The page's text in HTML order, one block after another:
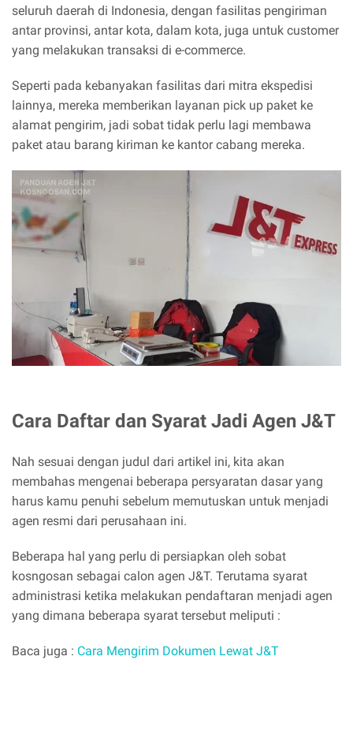
seluruh daerah di Indonesia, dengan fasilitas pengiriman
antar provinsi, antar kota, dalam kota, juga untuk customer
yang melakukan transaksi di e-commerce.
Seperti pada kebanyakan fasilitas dari mitra ekspedisi
lainnya, mereka memberikan layanan pick up paket ke
alamat pengirim, jadi sobat tidak perlu lagi membawa
paket atau barang kiriman ke kantor cabang mereka.
Cara Daftar dan Syarat Jadi Agen J&T
Nah sesuai dengan judul dari artikel ini, kita akan
membahas mengenai beberapa persyaratan dasar yang
harus kamu penuhi sebelum memutuskan untuk menjadi
agen resmi dari perusahaan ini.
Beberapa hal yang perlu di persiapkan oleh sobat
kosngosan sebagai calon agen J&T. Terutama syarat
administrasi ketika melakukan pendaftaran menjadi agen
yang dimana beberapa syarat tersebut meliputi :
Baca juga : Cara Mengirim Dokumen Lewat J&T